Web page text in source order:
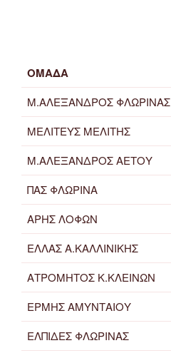
ΟΜΑΔΑ
Μ.ΑΛΕΞΑΝΔΡΟΣ ΦΛΩΡΙΝΑΣ
ΜΕΛΙΤΕΥΣ ΜΕΛΙΤΗΣ
Μ.ΑΛΕΞΑΝΔΡΟΣ ΑΕΤΟΥ
ΠΑΣ ΦΛΩΡΙΝΑ
ΑΡΗΣ ΛΟΦΩΝ
ΕΛΛΑΣ Α.ΚΑΛΛΙΝΙΚΗΣ
ΑΤΡΟΜΗΤΟΣ Κ.ΚΛΕΙΝΩΝ
ΕΡΜΗΣ ΑΜΥΝΤΑΙΟΥ
ΕΛΠΙΔΕΣ ΦΛΩΡΙΝΑΣ